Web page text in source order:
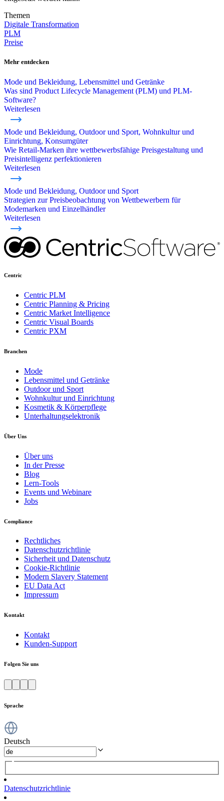
Themen
Digitale Transformation
PLM
Preise
Mehr entdecken
Mode und Bekleidung, Lebensmittel und Getränke
Was sind Product Lifecycle Management (PLM) und PLM-
Software?
Weiterlesen
Mode und Bekleidung, Outdoor und Sport, Wohnkultur und
Einrichtung, Konsumgüter
Wie Retail-Marken ihre wettbewerbsfähige Preisgestaltung und
Preisintelligenz perfektionieren
Weiterlesen
Mode und Bekleidung, Outdoor und Sport
Strategien zur Preisbeobachtung von Wettbewerbern für
Modemarken und Einzelhändler
Weiterlesen
Centric
Centric PLM
Centric Planning & Pricing
Centric Market Intelligence
Centric Visual Boards
Centric PXM
Branchen
Mode
Lebensmittel und Getränke
Outdoor und Sport
Wohnkultur und Einrichtung
Kosmetik & Körperpflege
Unterhaltungselektronik
Über Uns
Über uns
In der Presse
Blog
Lern-Tools
Events und Webinare
Jobs
Compliance
Rechtliches
Datenschutzrichtlinie
Sicherheit und Datenschutz
Cookie-Richtlinie
Modern Slavery Statement
EU Data Act
Impressum
Kontakt
Kontakt
Kunden-Support
Folgen Sie uns
Sprache
Deutsch
Datenschutzrichtlinie